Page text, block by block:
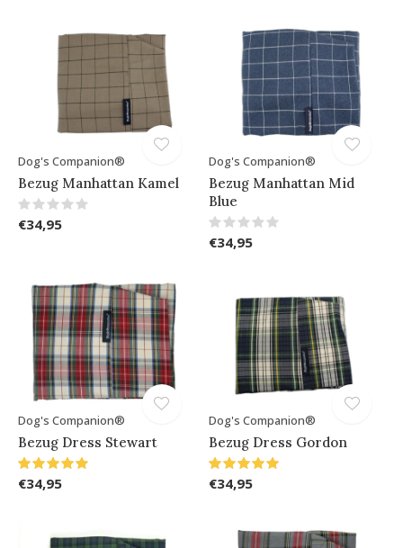
Dog's Companion®
Bezug Manhattan Kamel
€34,95
Dog's Companion®
Bezug Manhattan Mid
Blue
€34,95
Dog's Companion®
Bezug Dress Stewart
€34,95
Dog's Companion®
Bezug Dress Gordon
€34,95